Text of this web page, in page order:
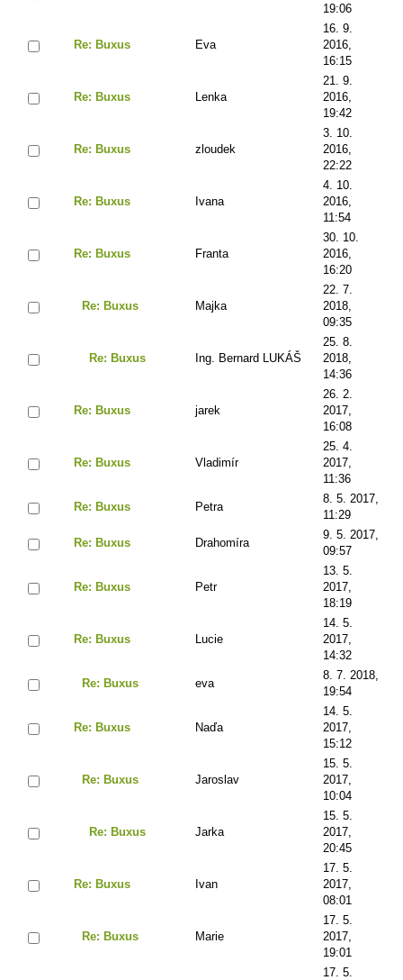
19:06
Re: Buxus Eva
16. 9.
2016,
16:15
Re: Buxus Lenka
21. 9.
2016,
19:42
Re: Buxus zloudek
3. 10.
2016,
22:22
Re: Buxus Ivana
4. 10.
2016,
11:54
Re: Buxus Franta
30. 10.
2016,
16:20
Re: Buxus Majka
22. 7.
2018,
09:35
Re: Buxus Ing. Bernard LUKÁŠ
25. 8.
2018,
14:36
Re: Buxus jarek
26. 2.
2017,
16:08
Re: Buxus Vladimír
25. 4.
2017,
11:36
Re: Buxus Petra
8. 5. 2017,
11:29
Re: Buxus Drahomíra
9. 5. 2017,
09:57
Re: Buxus Petr
13. 5.
2017,
18:19
Re: Buxus Lucie
14. 5.
2017,
14:32
Re: Buxus eva
8. 7. 2018,
19:54
Re: Buxus Naďa
14. 5.
2017,
15:12
Re: Buxus Jaroslav
15. 5.
2017,
10:04
Re: Buxus Jarka
15. 5.
2017,
20:45
Re: Buxus Ivan
17. 5.
2017,
08:01
Re: Buxus Marie
17. 5.
2017,
19:01
17. 5.